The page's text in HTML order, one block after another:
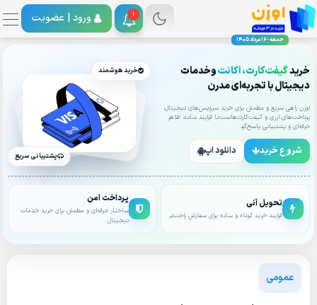
جمعه - 16 مرداد 1405
1 ورود | عضویت
خریدگیفت‌کارت، اکانتوخدمات
دیجیتال با تجربه‌ای مدرن
اوزن راهی سریع و مطمئن برای خرید سرویس‌های دیجیتال،
پرداخت‌های ارزی و گیفت‌کارت‌هاست؛با فرایند ساده، ظاهر
حرفه‌ای و پشتیبانی پاسخ‌گو.
شروع خرید دانلود اپ
خرید هوشمند
پشتیبانی سریع
تحویل آنی
فرایند خرید کوتاه و ساده برای سفارش راحت‌تر
پرداخت امن
ساختار حرفه‌ای و مطمئن برای خرید خدمات
دیجیتال
عمومی